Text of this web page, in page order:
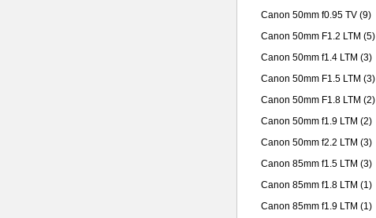
Canon 50mm f0.95 TV (9)
Canon 50mm F1.2 LTM (5)
Canon 50mm f1.4 LTM (3)
Canon 50mm F1.5 LTM (3)
Canon 50mm F1.8 LTM (2)
Canon 50mm f1.9 LTM (2)
Canon 50mm f2.2 LTM (3)
Canon 85mm f1.5 LTM (3)
Canon 85mm f1.8 LTM (1)
Canon 85mm f1.9 LTM (1)